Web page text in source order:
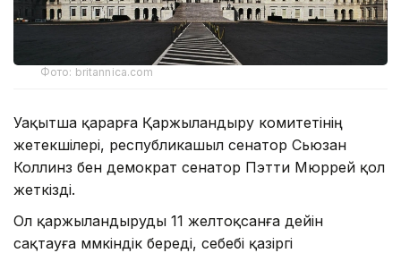
Фото: britannica.com
Уақытша қарарға Қаржыландыру комитетінің
жетекшілері, республикашыл сенатор Сьюзан
Коллинз бен демократ сенатор Пэтти Мюррей қол
жеткізді.
Ол қаржыландыруды 11 желтоқсанға дейін
сақтауға мүмкіндік береді, себебі қазіргі